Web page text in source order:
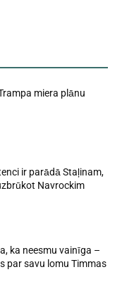
miera plānu
ir parādā Staļinam,
Navrockim
ka neesmu vainīga –
par savu lomu Timmas